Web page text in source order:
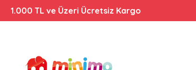
Bebek Arabalarında %44'e Varan İndirim!